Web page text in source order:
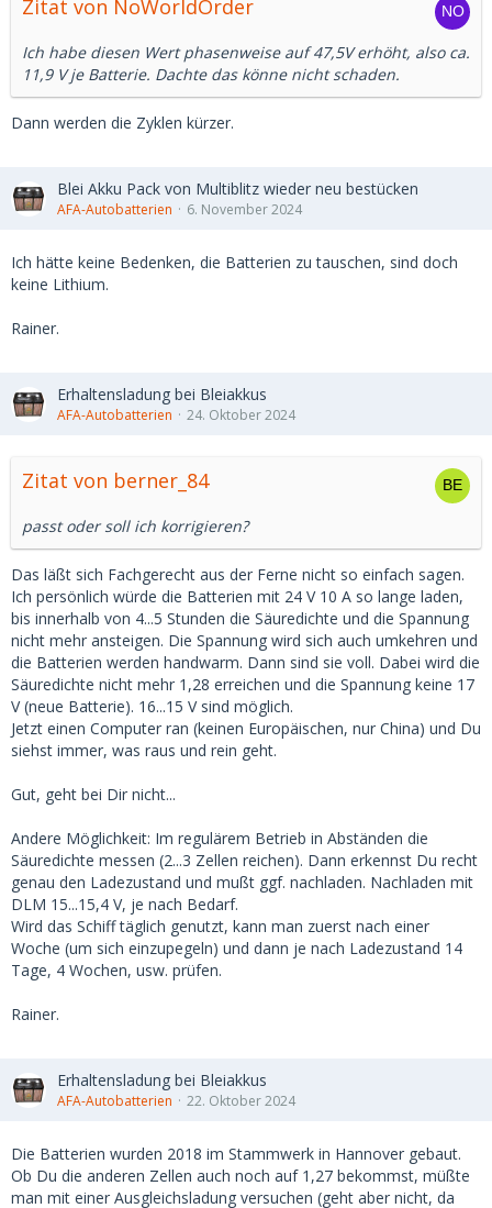
Zitat von NoWorldOrder
Ich habe diesen Wert phasenweise auf 47,5V erhöht, also ca.
11,9 V je Batterie. Dachte das könne nicht schaden.
Dann werden die Zyklen kürzer.
Blei Akku Pack von Multiblitz wieder neu bestücken
AFA-Autobatterien 6. November 2024
Ich hätte keine Bedenken, die Batterien zu tauschen, sind doch
keine Lithium.
Rainer.
Erhaltensladung bei Bleiakkus
AFA-Autobatterien 24. Oktober 2024
Zitat von berner_84
passt oder soll ich korrigieren?
Das läßt sich Fachgerecht aus der Ferne nicht so einfach sagen.
Ich persönlich würde die Batterien mit 24 V 10 A so lange laden,
bis innerhalb von 4...5 Stunden die Säuredichte und die Spannung
nicht mehr ansteigen. Die Spannung wird sich auch umkehren und
die Batterien werden handwarm. Dann sind sie voll. Dabei wird die
Säuredichte nicht mehr 1,28 erreichen und die Spannung keine 17
V (neue Batterie). 16...15 V sind möglich.
Jetzt einen Computer ran (keinen Europäischen, nur China) und Du
siehst immer, was raus und rein geht.
Gut, geht bei Dir nicht...
Andere Möglichkeit: Im regulärem Betrieb in Abständen die
Säuredichte messen (2...3 Zellen reichen). Dann erkennst Du recht
genau den Ladezustand und mußt ggf. nachladen. Nachladen mit
DLM 15...15,4 V, je nach Bedarf.
Wird das Schiff täglich genutzt, kann man zuerst nach einer
Woche (um sich einzupegeln) und dann je nach Ladezustand 14
Tage, 4 Wochen, usw. prüfen.
Rainer.
Erhaltensladung bei Bleiakkus
AFA-Autobatterien 22. Oktober 2024
Die Batterien wurden 2018 im Stammwerk in Hannover gebaut.
Ob Du die anderen Zellen auch noch auf 1,27 bekommst, müßte
man mit einer Ausgleichsladung versuchen (geht aber nicht, da